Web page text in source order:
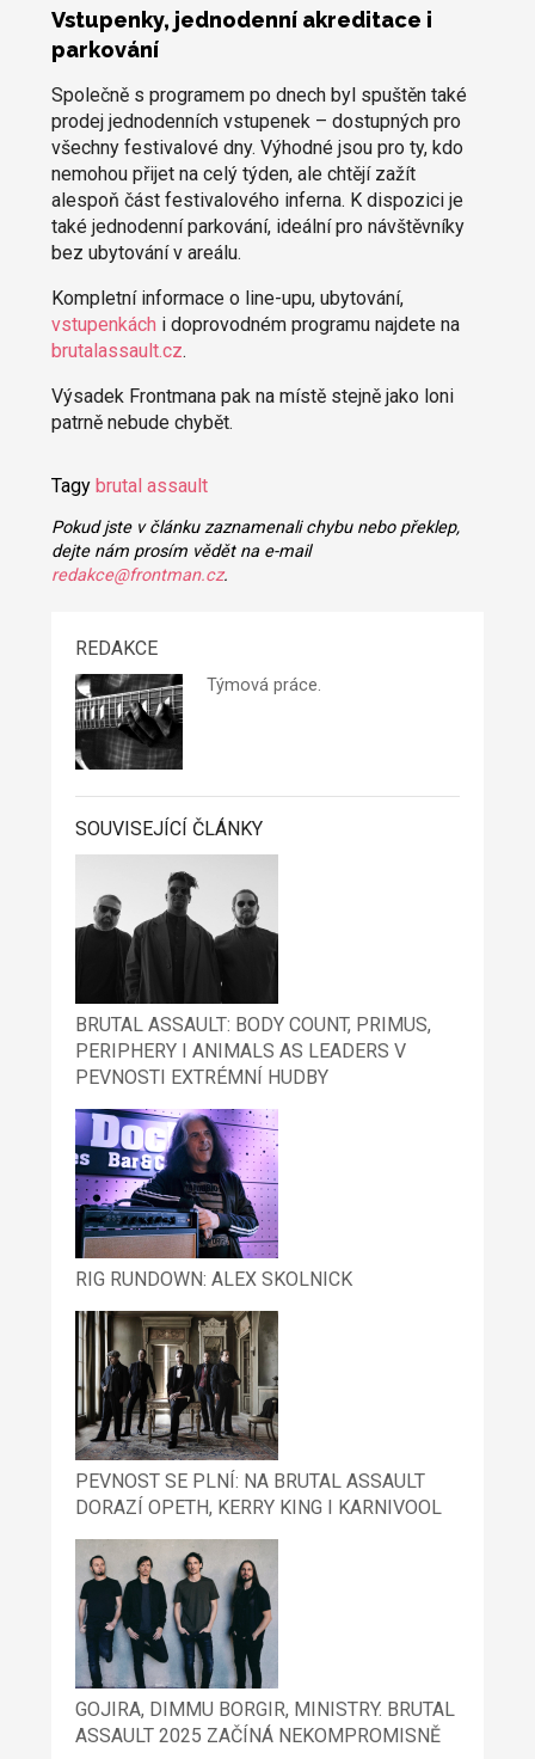
Vstupenky, jednodenní akreditace i
parkování
Společně s programem po dnech byl spuštěn také
prodej jednodenních vstupenek – dostupných pro
všechny festivalové dny. Výhodné jsou pro ty, kdo
nemohou přijet na celý týden, ale chtějí zažít
alespoň část festivalového inferna. K dispozici je
také jednodenní parkování, ideální pro návštěvníky
bez ubytování v areálu.
Kompletní informace o line-upu, ubytování,
vstupenkách i doprovodném programu najdete na
brutalassault.cz.
Výsadek Frontmana pak na místě stejně jako loni
patrně nebude chybět.
Tagy brutal assault
Pokud jste v článku zaznamenali chybu nebo překlep,
dejte nám prosím vědět na e-mail
redakce@frontman.cz.
REDAKCE
Týmová práce.
SOUVISEJÍCÍ ČLÁNKY
BRUTAL ASSAULT: BODY COUNT, PRIMUS,
PERIPHERY I ANIMALS AS LEADERS V
PEVNOSTI EXTRÉMNÍ HUDBY
RIG RUNDOWN: ALEX SKOLNICK
PEVNOST SE PLNÍ: NA BRUTAL ASSAULT
DORAZÍ OPETH, KERRY KING I KARNIVOOL
GOJIRA, DIMMU BORGIR, MINISTRY. BRUTAL
ASSAULT 2025 ZAČÍNÁ NEKOMPROMISNĚ